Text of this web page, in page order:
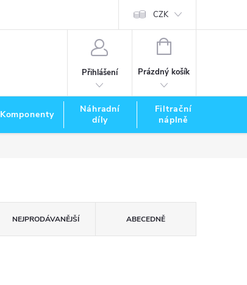
CZK
Přihlášení
NÁKUPNÍ
Prázdný košík
Komponenty
Náhradní
díly
Filtrační
náplně
NEJPRODÁVANĚJŠÍ ABECEDNĚ